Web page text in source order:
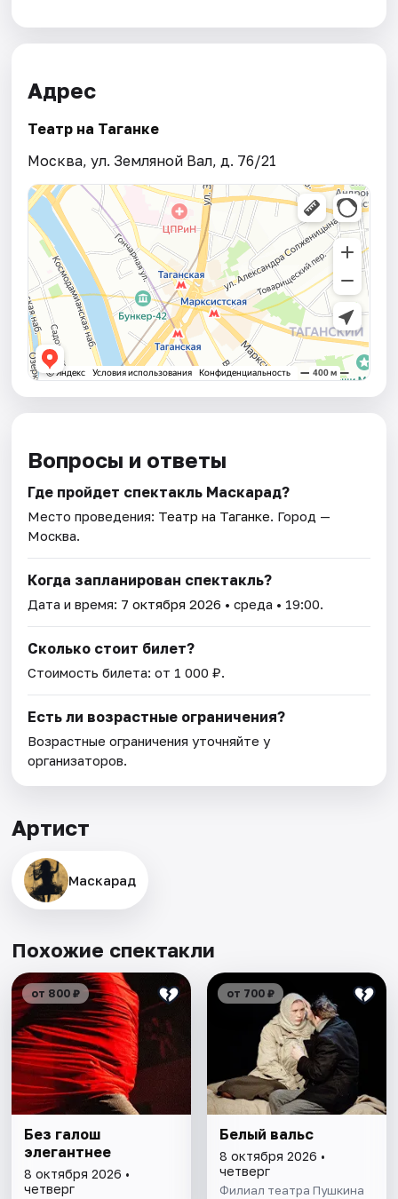
Адрес
Театр на Таганке
Москва, ул. Земляной Вал, д. 76/21
Вопросы и ответы
Где пройдет спектакль Маскарад?
Место проведения: Театр на Таганке. Город —
Москва.
Когда запланирован спектакль?
Дата и время: 7 октября 2026 • среда • 19:00.
Сколько стоит билет?
Стоимость билета: от 1 000 ₽.
Есть ли возрастные ограничения?
Возрастные ограничения уточняйте у
организаторов.
Артист
Маскарад
Похожие спектакли
от 800 ₽
Без галош
элегантнее
8 октября 2026 •
четверг
от 700 ₽
Белый вальс
8 октября 2026 •
четверг
Филиал театра Пушкина